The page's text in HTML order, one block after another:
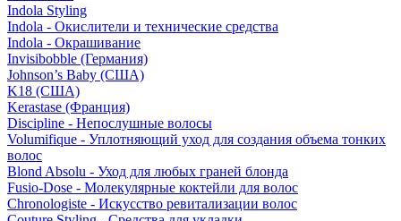
Indola Styling
Indola - Окислители и технические средства
Indola - Окрашивание
Invisibobble (Германия)
Johnson’s Baby (США)
K18 (США)
Kerastase (Франция)
Discipline - Непослушные волосы
Volumifique - Уплотняющий уход для создания объема тонких
волос
Blond Absolu - Уход для любых граней блонда
Fusio-Dose - Молекулярные коктейли для волос
Chronologiste - Искусство ревитализации волос